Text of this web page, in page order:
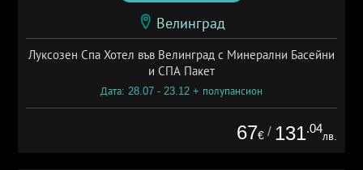
Велинград
Луксозен Спа Хотел във Велинград с Минерални Басейни
и СПА Пакет
Дата: 28.07 - 23.12 + полупансион
67€ / 131.04
лв.